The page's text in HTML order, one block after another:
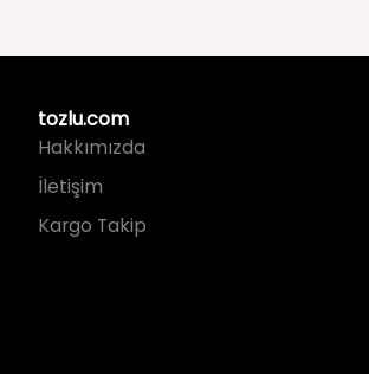
tozlu.com
Hakkımızda
İletişim
Kargo Takip